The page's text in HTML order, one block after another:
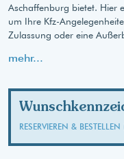
Aschaffenburg bietet. Hier
um Ihre Kfz-
Zulassung oder eine
mehr...
RESERVIEREN &